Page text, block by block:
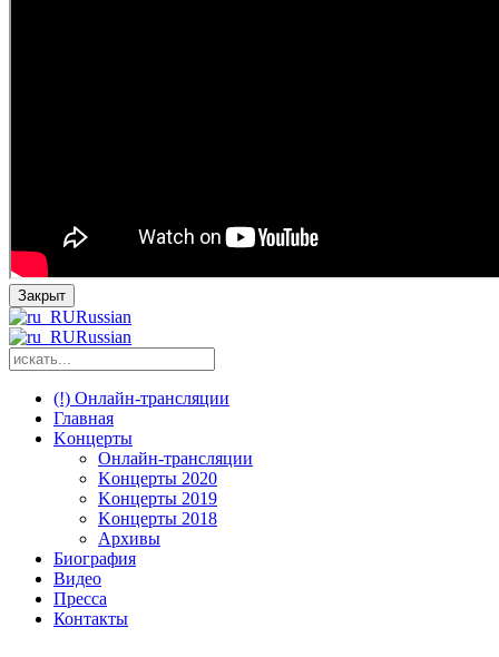
Закрыт
Russian
Russian
(!) Онлайн-трансляции
Главная
Kонцерты
Онлайн-трансляции
Kонцерты 2020
Kонцерты 2019
Kонцерты 2018
Архивы
Биография
Видео
Пресса
Контакты